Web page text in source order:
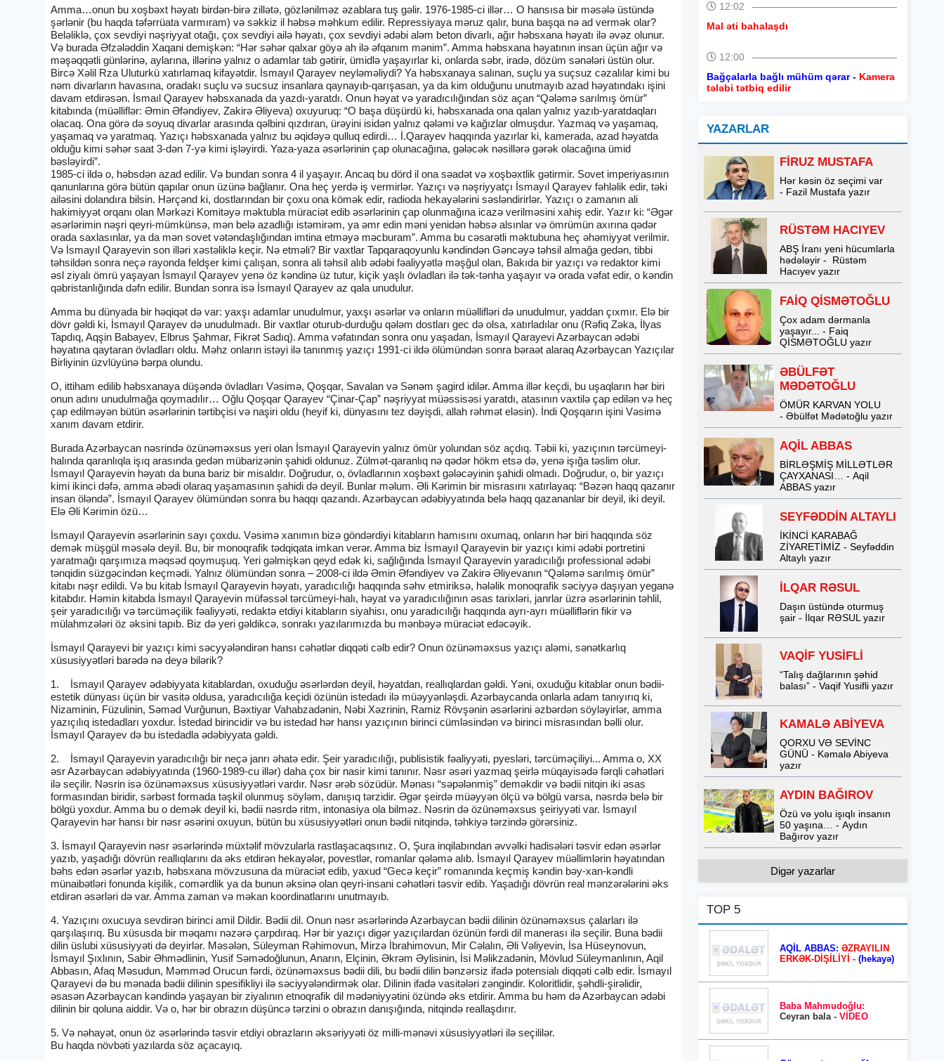
Amma…onun bu xoşbəxt həyatı birdən-birə zillətə, gözlənilməz əzablara tuş gəlir. 1976-1985-ci illər… O hansısa bir məsələ üstündə
şərlənir (bu haqda təfərrüata varmıram) və səkkiz il həbsə məhkum edilir. Repressiyaya məruz qalır, buna başqa nə ad vermək olar?
Beləliklə, çox sevdiyi nəşriyyat otağı, çox sevdiyi ailə həyatı, çox sevdiyi ədəbi aləm beton divarlı, ağır həbsxana həyatı ilə əvəz olunur.
Və burada Əfzələddin Xaqani demişkən: “Hər səhər qalxar göyə ah ilə əfqanım mənim”. Amma həbsxana həyatının insan üçün ağır və
məşəqqətli günlərinə, aylarına, illərinə yalnız o adamlar tab gətirir, ümidlə yaşayırlar ki, onlarda səbr, iradə, dözüm sənələri üstün olur.
Bircə Xəlil Rza Uluturkü xatırlamaq kifayətdir. İsmayıl Qarayev neyləməliydi? Ya həbsxanaya salınan, suçlu ya suçsuz cəzalılar kimi bu
nəm divarların havasına, oradakı suçlu və sucsuz insanlara qaynayıb-qarışasan, ya da kim olduğunu unutmayıb azad həyatındakı işini
davam etdirəsən. İsmaıl Qarayev həbsxanada da yazdı-yaratdı. Onun həyat və yaradıcılığından söz açan “Qələmə sarılmış ömür”
kitabında (müəlliflər: Əmin Əfəndiyev, Zakirə Əliyeva) oxuyuruq: “O başa düşürdü ki, həbsxanada ona qalan yalnız yazıb-yaratdaqları
olacaq. Ona görə də soyuq divarlar arasında qəlbini qızdıran, ürəyini isidən yalnız qələmi və kağızlar olmuşdur. Yazmaq və yaşamaq,
yaşamaq və yaratmaq. Yazıçı həbsxanada yalnız bu əqidəyə qulluq edirdi… İ.Qarayev haqqında yazırlar ki, kamerada, azad həyatda
olduğu kimi səhər saat 3-dən 7-yə kimi işləyirdi. Yaza-yaza əsərlərinin çap olunacağına, gələcək nəsillərə gərək olacağına ümid
bəsləyirdi”.
1985-ci ildə o, həbsdən azad edilir. Və bundan sonra 4 il yaşayır. Ancaq bu dörd il ona səadət və xoşbəxtlik gətirmir. Sovet imperiyasının
qanunlarına görə bütün qapılar onun üzünə bağlanır. Ona heç yerdə iş vermirlər. Yazıçı və nəşriyyatçı İsmayıl Qarayev fəhləlik edir, təki
ailəsini dolandıra bilsin. Hərçənd ki, dostlarından bir çoxu ona kömək edir, radioda hekayələrini səsləndirirlər. Yazıçı o zamanın ali
hakimiyyət orqanı olan Mərkəzi Komitəyə məktubla müraciət edib əsərlərinin çap olunmağına icazə verilməsini xahiş edir. Yazır ki: “Əgər
əsərlərimin nəşri qeyri-mümkünsə, mən belə azadlığı istəmirəm, ya əmr edin məni yenidən həbsə alsınlar və ömrümün axırına qədər
orada saxlasınlar, ya da mən sovet vətəndaşlığından imtina etməyə məcburam”. Amma bu cəsarətli məktubuna heç əhəmiyyət verilmir.
Və İsmayıl Qarayevin son illəri xəstəliklə keçir. Nə etməli? Bir vaxtlar Tapqaraqoyunlu kəndindən Gəncəyə təhsil almağa gedən, tibbi
təhsildən sonra neçə rayonda feldşer kimi çalışan, sonra ali təhsil alıb ədəbi fəaliyyətlə məşğul olan, Bakıda bir yazıçı və redaktor kimi
əsl ziyalı ömrü yaşayan İsmayıl Qarayev yenə öz kəndinə üz tutur, kiçik yaşlı övladları ilə tək-tənha yaşayır və orada vəfat edir, o kəndin
qəbristanlığında dəfn edilir. Bundan sonra isə İsmayıl Qarayev az qala unudulur.
Amma bu dünyada bir həqiqət də var: yaxşı adamlar unudulmur, yaxşı əsərlər və onların müəllifləri də unudulmur, yaddan çıxmır. Elə bir
dövr gəldi ki, İsmayıl Qarayev də unudulmadı. Bir vaxtlar oturub-durduğu qələm dostları gec də olsa, xatırladılar onu (Rəfiq Zəka, İlyas
Tapdıq, Aqşin Babayev, Elbrus Şahmar, Fikrət Sadıq). Amma vəfatından sonra onu yaşadan, İsmayıl Qarayevi Azərbaycan ədəbi
həyatına qaytaran övladları oldu. Məhz onların istəyi ilə tanınmış yazıçı 1991-ci ildə ölümündən sonra bəraət alaraq Azərbaycan Yazıçılar
Birliyinin üzvlüyünə bərpa olundu.
O, ittiham edilib həbsxanaya düşəndə övladları Vəsimə, Qoşqar, Savalan və Sənəm şagird idilər. Amma illər keçdi, bu uşaqların hər biri
onun adını unudulmağa qoymadılır… Oğlu Qoşqar Qarayev “Çinar-Çap” nəşriyyat müəssisəsi yaratdı, atasının vaxtilə çap edilən və heç
çap edilməyən bütün əsərlərinin tərtibçisi və naşiri oldu (heyif ki, dünyasını tez dəyişdi, allah rəhmət eləsin). İndi Qoşqarın işini Vəsimə
xanım davam etdirir.
Burada Azərbaycan nəsrində özünəməxsus yeri olan İsmayıl Qarayevin yalnız ömür yolundan söz açdıq. Təbii ki, yazıçının tərcümeyi-
halında qaranlıqla işıq arasında gedən mübarizənin şahidi oldunuz. Zülmət-qaranlıq nə qədər hökm etsə də, yenə işığa təslim olur.
İsmayıl Qarayevin həyatı da buna bariz bir misaldır. Doğrudur, o, övladlarının xoşbəxt gələcəyinin şahidi olmadı. Doğrudur, o, bir yazıçı
kimi ikinci dəfə, amma əbədi olaraq yaşamasının şahidi də deyil. Bunlar məlum. Əli Kərimin bir misrasını xatırlayaq: “Bəzən haqq qazanır
insan öləndə”. İsmayıl Qarayev ölümündən sonra bu haqqı qazandı. Azərbaycan ədəbiyyatında belə haqq qazananlar bir deyil, iki deyil.
Elə Əli Kərimin özü…
İsmayıl Qarayevin əsərlərinin sayı çoxdu. Vəsimə xanımın bizə göndərdiyi kitabların hamısını oxumaq, onların hər biri haqqında söz
demək müşgül məsələ deyil. Bu, bir monoqrafik tədqiqata imkan verər. Amma biz İsmayıl Qarayevin bir yazıçı kimi ədəbi portretini
yaratmağı qarşımıza məqsəd qoymuşuq. Yeri gəlmişkən qeyd edək ki, sağlığında İsmayıl Qarayevin yaradıcılığı professional ədəbi
tənqidin süzgəcindən keçmədi. Yalnız ölümündən sonra – 2008-ci ildə Əmin Əfəndiyev və Zakirə Əliyevanın “Qələmə sarılmış ömür”
kitabı nəşr edildi. Və bu kitab İsmayıl Qarayevin həyatı, yaradıcılığı haqqında səhv etmiriksə, hələlik monoqrafik səciyyə daşıyan yeganə
kitabdır. Həmin kitabda İsmayıl Qarayevin müfəssəl tərcümeyi-halı, həyat və yaradıcılığının əsas tarixləri, janrlar üzrə əsərlərinin təhlil,
şeir yaradıcılığı və tərcüməçilik fəaliyyəti, redaktə etdiyi kitabların siyahisı, onu yaradıcılığı haqqında ayrı-ayrı müəlliflərin fikir və
mülahmzələri öz əksini tapıb. Biz də yeri gəldikcə, sonrakı yazılarımızda bu mənbəyə müraciət edəcəyik.
İsmayıl Qarayevi bir yazıçı kimi səcyyələndirən hansı cəhətlər diqqəti cəlb edir? Onun özünəməxsus yazıçı aləmi, sənətkarlıq
xüsusiyyətləri barədə nə deyə bilərik?
1. İsmayıl Qarayev ədəbiyyata kitablardan, oxuduğu əsərlərdən deyil, həyatdan, reallıqlardan gəldi. Yəni, oxuduğu kitablar onun bədii-
estetik dünyası üçün bir vasitə oldusa, yaradıcılığa keçidi özünün istedadı ilə müəyyənləşdi. Azərbaycanda onlarla adam tanıyırıq ki,
Nizaminin, Füzulinin, Səməd Vurğunun, Bəxtiyar Vahabzadənin, Nəbi Xəzrinin, Ramiz Rövşənin əsərlərini əzbərdən söyləyirlər, amma
yazıçılıq istedadları yoxdur. İstedad birincidir və bu istedad hər hansı yazıçının birinci cümləsindən və birinci misrasından bəlli olur.
İsmayıl Qarayev də bu istedadla ədəbiyyata gəldi.
2. İsmayıl Qarayevin yaradıcılığı bir neçə janrı əhatə edir. Şeir yaradıcılığı, publisistik fəaliyyəti, pyesləri, tərcüməçiliyi... Amma o, XX
əsr Azərbaycan ədəbiyyatında (1960-1989-cu illər) daha çox bir nasir kimi tanınır. Nəsr əsəri yazmaq şeirlə müqayisədə fərqli cəhətləri
ilə seçilir. Nəsrin isə özünəməxsus xüsusiyyətləri vardır. Nəsr ərəb sözüdür. Mənası “səpələnmiş” deməkdir və bədii nitqin iki əsas
formasından biridir, sərbəst formada təşkil olunmuş söyləm, danışıq tərzidir. Əgər şeirdə müəyyən ölçü və bölgü varsa, nəsrdə belə bir
bölgü yoxdur. Amma bu o demək deyil ki, bədii nəsrdə ritm, intonasiya ola bilməz. Nəsrin də özünəməxsus şeiriyyəti var. İsmayıl
Qarayevin hər hansı bir nəsr əsərini oxuyun, bütün bu xüsusiyyətləri onun bədii nitqində, təhkiyə tərzində görərsiniz.
3. İsmayıl Qarayevin nəsr əsərlərində müxtəlif mövzularla rastlaşacaqsınız. O, Şura inqilabından əvvəlki hadisələri təsvir edən əsərlər
yazıb, yaşadığı dövrün reallıqlarını da əks etdirən hekayələr, povestlər, romanlar qələmə alıb. İsmayıl Qarayev müəllimlərin həyatından
bəhs edən əsərlər yazıb, həbsxana mövzusuna da müraciət edib, yaxud “Gecə keçir” romanında keçmiş kəndin bəy-xan-kəndli
münaibətləri fonunda kişilik, comərdlik ya da bunun əksinə olan qeyri-insani cəhətləri təsvir edib. Yaşadığı dövrün real mənzərələrini əks
etdirən əsərləri də var. Amma zaman və məkan koordinatlarını unutmayıb.
4. Yazıçını oxucuya sevdirən birinci amil Dildir. Bədii dil. Onun nəsr əsərlərində Azərbaycan bədii dilinin özünəməxsus çalarları ilə
qarşılaşırıq. Bu xüsusda bir məqamı nəzərə çarpdıraq. Hər bir yazıçı digər yazıçılardan özünün fərdi dil manerası ilə seçilir. Buna bədii
dilin üslubi xüsusiyyəti də deyirlər. Məsələn, Süleyman Rəhimovun, Mirzə İbrahimovun, Mir Cəlalın, Əli Vəliyevin, İsa Hüseynovun,
İsmayıl Şıxlının, Sabir Əhmədlinin, Yusif Səmədoğlunun, Anarın, Elçinin, Əkrəm Əylisinin, İsi Məlikzadənin, Mövlud Süleymanlının, Aqil
Abbasın, Afaq Məsudun, Məmməd Orucun fərdi, özünəməxsus bədii dili, bu bədii dilin bənzərsiz ifadə potensialı diqqəti cəlb edir. İsmayıl
Qarayevi də bu mənada bədii dilinin spesifikliyi ilə səciyyələndirmək olar. Dilinin ifadə vasitələri zəngindir. Koloritlidir, şəhdli-şirəlidir,
əsasən Azərbaycan kəndində yaşayan bir ziyalının etnoqrafik dil mədəniyyətini özündə əks etdirir. Amma bu həm də Azərbaycan ədəbi
dilinin bir qoluna aiddir. Və o, hər bir obrazın düşüncə tərzini o obrazın danışığında, nitqində reallaşdırır.
5. Və nəhayət, onun öz əsərlərində təsvir etdiyi obrazların əksəriyyəti öz milli-mənəvi xüsusiyyətləri ilə seçililər.
Bu haqda növbəti yazılarda söz açacayıq.
12:02
Mal əti bahalaşdı
12:00
Bağçalarla bağlı mühüm qərar - Kamera
tələbi tətbiq edilir
YAZARLAR
FİRUZ MUSTAFA
Hər kəsin öz seçimi var
- Fazil Mustafa yazır
RÜSTƏM HACIYEV
ABŞ İranı yeni hücumlarla
hədələyir - Rüstəm
Hacıyev yazır
FAİQ QİSMƏTOĞLU
Çox adam dərmanla
yaşayır... - Faiq
QİSMƏTOĞLU yazır
ƏBÜLFƏT
MƏDƏTOĞLU
ÖMÜR KARVAN YOLU
- Əbülfət Mədətoğlu yazır
AQİL ABBAS
BİRLƏŞMİŞ MİLLƏTLƏR
ÇAYXANASI… - Aqil
ABBAS yazır
SEYFƏDDİN ALTAYLI
İKİNCİ KARABAĞ
ZİYARETİMİZ - Seyfəddin
Altaylı yazır
İLQAR RƏSUL
Daşın üstündə oturmuş
şair - İlqar RƏSUL yazır
VAQİF YUSİFLİ
“Talış dağlarının şəhid
balası” - Vaqif Yusifli yazır
KAMALƏ ABİYEVA
QORXU VƏ SEVİNC
GÜNÜ - Kəmalə Abiyeva
yazır
AYDIN BAĞIROV
Özü və yolu işıqlı insanın
50 yaşına… - Aydın
Bağırov yazır
Digər yazarlar
TOP 5
AQİL ABBAS: ƏZRAYILIN
ERKƏK-DİŞİLİYİ - (hekayə)
Baba Mahmudoğlu:
Ceyran bala - VİDEO